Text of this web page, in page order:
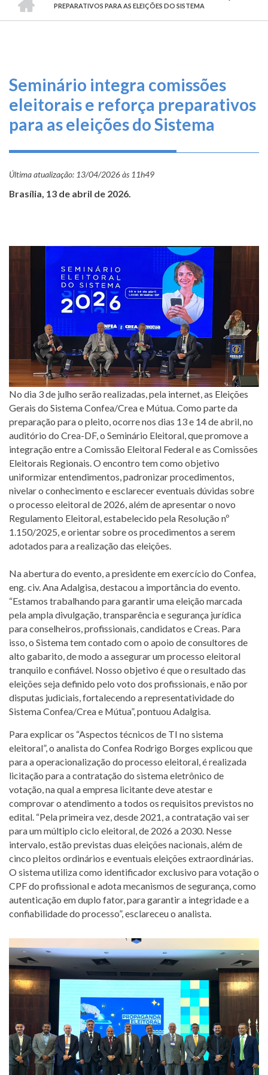
O
que
Informe-
se
Conosco
e
TRILHA
DE
PREPARATIVOS PARA AS ELEIÇÕES DO SISTEMA
Seminário integra comissões
eleitorais e reforça preparativos
para as eleições do Sistema
Última atualização: 13/04/2026 às 11h49
Brasília, 13 de abril de 2026.
No dia 3 de julho serão realizadas, pela internet, as Eleições
Gerais do Sistema Confea/Crea e Mútua. Como parte da
preparação para o pleito, ocorre nos dias 13 e 14 de abril, no
auditório do Crea-DF, o Seminário Eleitoral, que promove a
integração entre a Comissão Eleitoral Federal e as Comissões
Eleitorais Regionais. O encontro tem como objetivo
uniformizar entendimentos, padronizar procedimentos,
nivelar o conhecimento e esclarecer eventuais dúvidas sobre
o processo eleitoral de 2026, além de apresentar o novo
Regulamento Eleitoral, estabelecido pela Resolução nº
1.150/2025, e orientar sobre os procedimentos a serem
adotados para a realização das eleições.
Na abertura do evento, a presidente em exercício do Confea,
eng. civ. Ana Adalgisa, destacou a importância do evento.
“Estamos trabalhando para garantir uma eleição marcada
pela ampla divulgação, transparência e segurança jurídica
para conselheiros, profissionais, candidatos e Creas. Para
isso, o Sistema tem contado com o apoio de consultores de
alto gabarito, de modo a assegurar um processo eleitoral
tranquilo e confiável. Nosso objetivo é que o resultado das
eleições seja definido pelo voto dos profissionais, e não por
disputas judiciais, fortalecendo a representatividade do
Sistema Confea/Crea e Mútua”, pontuou Adalgisa.
Para explicar os “Aspectos técnicos de TI no sistema
eleitoral”, o analista do Confea Rodrigo Borges explicou que
para a operacionalização do processo eleitoral, é realizada
licitação para a contratação do sistema eletrônico de
votação, na qual a empresa licitante deve atestar e
comprovar o atendimento a todos os requisitos previstos no
edital. “Pela primeira vez, desde 2021, a contratação vai ser
para um múltiplo ciclo eleitoral, de 2026 a 2030. Nesse
intervalo, estão previstas duas eleições nacionais, além de
cinco pleitos ordinários e eventuais eleições extraordinárias.
O sistema utiliza como identificador exclusivo para votação o
CPF do profissional e adota mecanismos de segurança, como
autenticação em duplo fator, para garantir a integridade e a
confiabilidade do processo”, esclareceu o analista.